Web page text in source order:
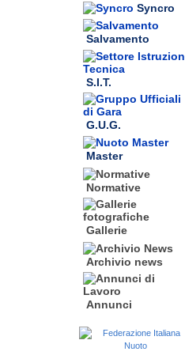
Syncro
Salvamento
S.I.T.
G.U.G.
Master
Normative
Gallerie
Archivio news
Annunci